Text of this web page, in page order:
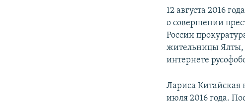
12 августа 2016
о совершении
России
жительницы Ялты,
интернете
Лариса Китайская
июля 2016 года.